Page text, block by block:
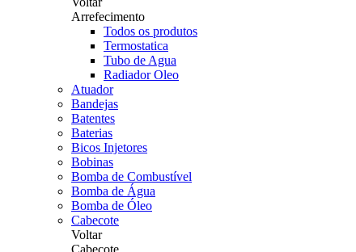
Arrefecimento
Todos os produtos
Termostatica
Tubo de Agua
Radiador Oleo
Atuador
Bandejas
Batentes
Baterias
Bicos Injetores
Bobinas
Bomba de Combustível
Bomba de Água
Bomba de Óleo
Cabecote
Voltar
Cabecote